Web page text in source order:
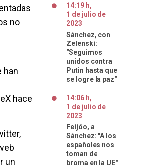
no
han
hace
un
14:19 h,
1 de julio de
2023
Sánchez, con
Zelenski:
"Seguimos
unidos contra
Putin hasta que
se logre la paz"
14:06 h,
1 de julio de
2023
Feijóo, a
Sánchez: "A los
españoles nos
toman de
broma en la UE"